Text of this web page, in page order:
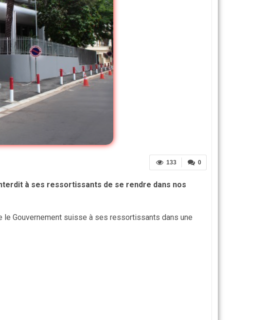
0
133
à ses ressortissants de se rendre dans nos
le Gouvernement suisse à ses ressortissants dans une